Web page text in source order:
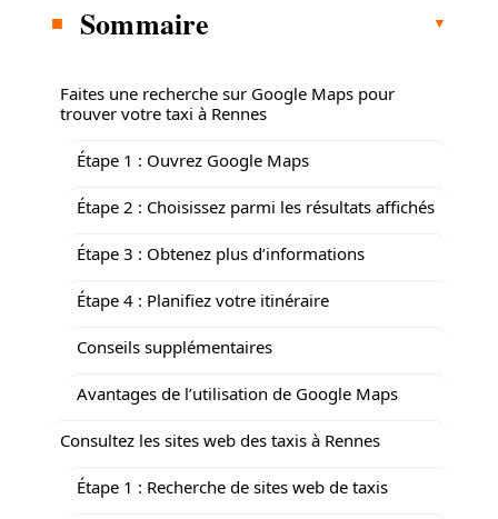
Sommaire
Faites une recherche sur Google Maps pour
trouver votre taxi à Rennes
Étape 1 : Ouvrez Google Maps
Étape 2 : Choisissez parmi les résultats affichés
Étape 3 : Obtenez plus d’informations
Étape 4 : Planifiez votre itinéraire
Conseils supplémentaires
Avantages de l’utilisation de Google Maps
Consultez les sites web des taxis à Rennes
Étape 1 : Recherche de sites web de taxis